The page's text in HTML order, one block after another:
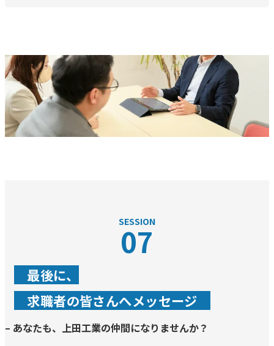
SESSION
07
最後に、
求職者の皆さんへメッセージ
– あなたも、上田工業の仲間になりませんか？